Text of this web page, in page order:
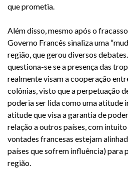
que prometia.
Além disso, mesmo após o
Governo Francês sinaliza uma
região, que gerou diversos
questiona-se se a presença das
realmente visam a cooperação
colônias, visto que a perpetuação
poderia ser lida como uma atitude
atitude que visa a garantia de
relação a outros países, com
vontades francesas estejam
países que sofrem influência) para
região.